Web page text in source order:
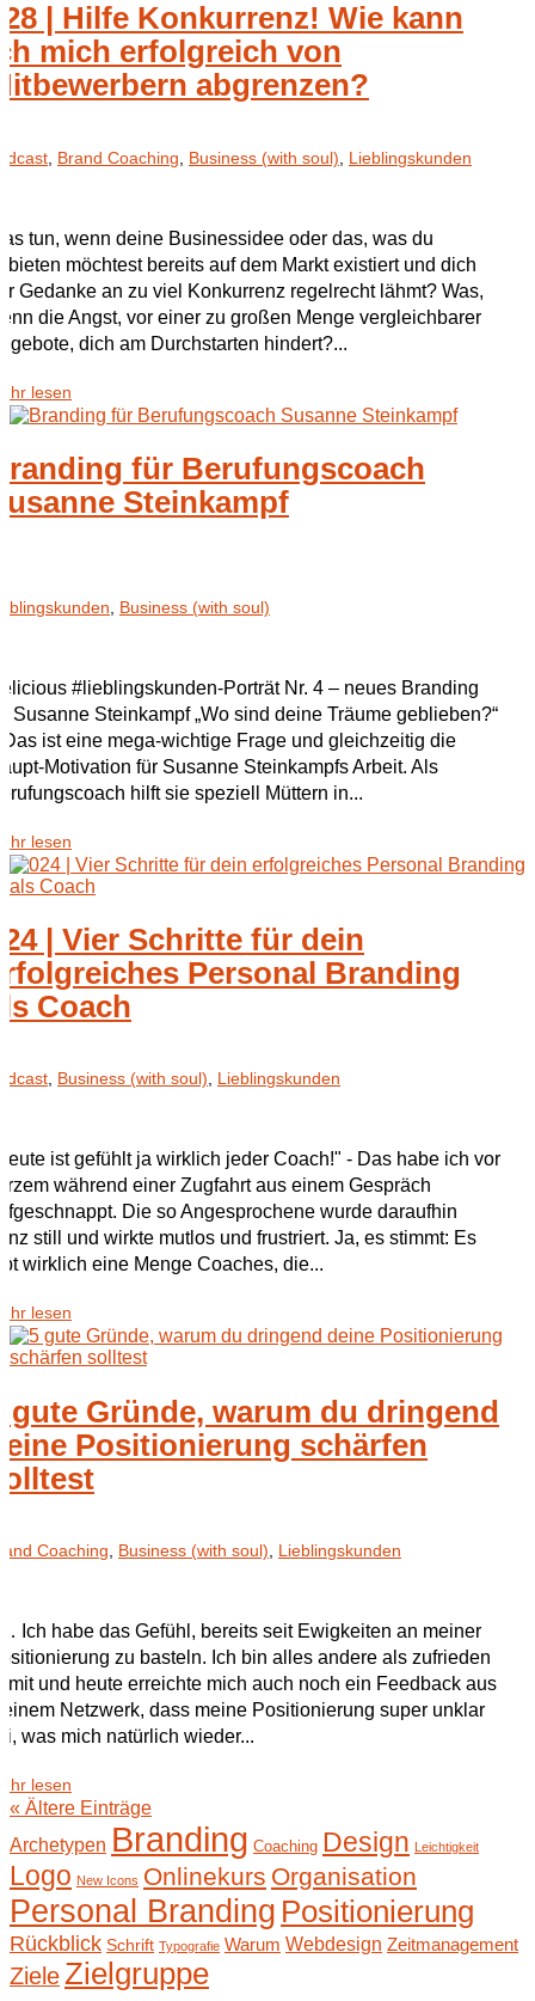
| Hilfe Konkurrenz! Wie kann
mich erfolgreich von
abgrenzen?
Brand Coaching Business (with soul) Lieblingskunden
tun, wenn deine Businessidee oder das, was du
möchtest bereits auf dem Markt existiert und dich
Gedanke an zu viel Konkurrenz regelrecht lähmt? Was,
die Angst, vor einer zu großen Menge vergleichbarer
dich am Durchstarten hindert?...
lesen
für Berufungscoach
Steinkampf
, Business (with soul)
#lieblingskunden-Porträt Nr. 4 – neues Branding
Susanne Steinkampf „Wo sind deine Träume geblieben?“
ist eine mega-wichtige Frage und gleichzeitig die
Motivation für Susanne Steinkampfs Arbeit. Als
hilft sie speziell Müttern in...
lesen
| Vier Schritte für dein
Personal Branding
Coach
, Business (with soul), Lieblingskunden
ist gefühlt ja wirklich jeder Coach!" - Das habe ich vor
während einer Zugfahrt aus einem Gespräch
Die so Angesprochene wurde daraufhin
still und wirkte mutlos und frustriert. Ja, es stimmt: Es
wirklich eine Menge Coaches, die...
lesen
gute Gründe, warum du dringend
Positionierung schärfen
Coaching Business (with soul) Lieblingskunden
Ich habe das Gefühl, bereits seit Ewigkeiten an meiner
zu basteln. Ich bin alles andere als zufrieden
und heute erreichte mich auch noch ein Feedback aus
Netzwerk, dass meine Positionierung super unklar
was mich natürlich wieder...
lesen
« Ältere Einträge
Archetypen Branding Coaching Design Leichtigkeit
Logo New Icons Onlinekurs Organisation
Personal Branding Positionierung
Rückblick Schrift Typografie Warum Webdesign Zeitmanagement
ZieleZielgruppe